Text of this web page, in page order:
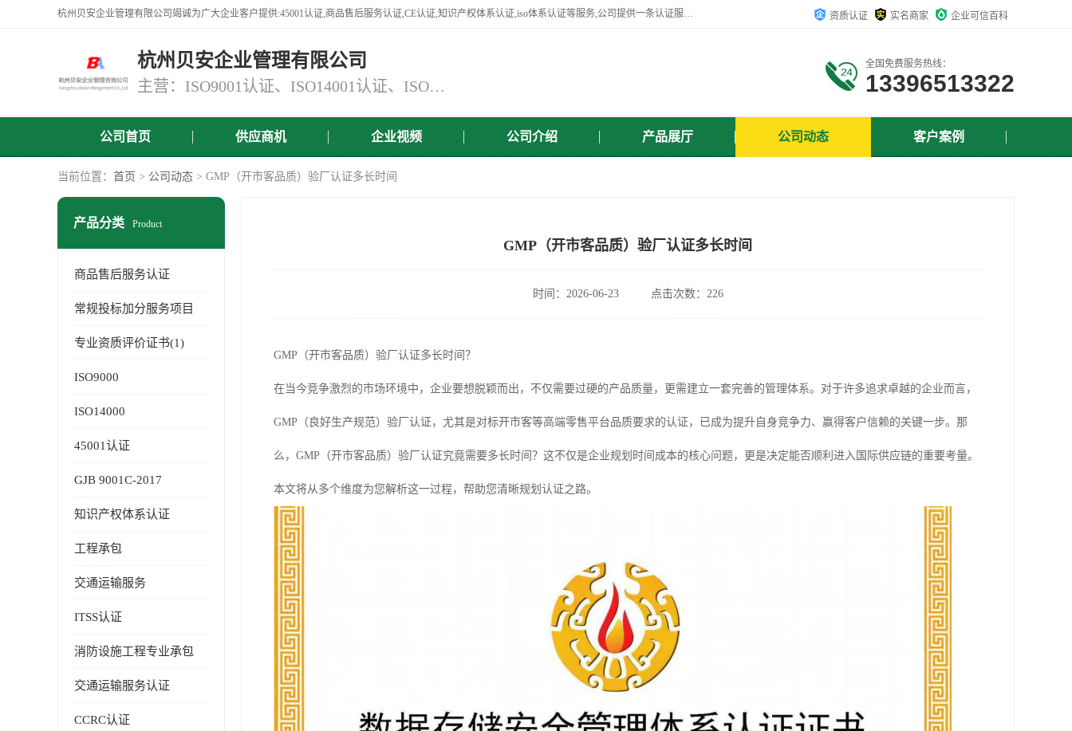
杭州贝安企业管理有限公司竭诚为广大企业客户提供:45001认证,商品售后服务认证,CE认证,知识产权体系认证,iso体系认证等服务,公司提供一条认证服务,方便快捷. 资质认证 实名商家 企业可信百科
杭州贝安企业管理有限公司
主营：ISO9001认证、ISO14001认证、ISO认证、ISO22000认证、ISO/TS16949认证,FSC森林认证
全国免费服务热线：
13396513322
公司首页 供应商机 企业视频 公司介绍 产品展厅 公司动态 客户案例
当前位置： 首页 > 公司动态 > GMP（开市客品质）验厂认证多长时间
产品分类 Product
商品售后服务认证
常规投标加分服务项目
专业资质评价证书(1)
ISO9000
ISO14000
45001认证
GJB 9001C-2017
知识产权体系认证
工程承包
交通运输服务
ITSS认证
消防设施工程专业承包
交通运输服务认证
CCRC认证
GMP（开市客品质）验厂认证多长时间
时间：2026-06-23 点击次数：226
GMP（开市客品质）验厂认证多长时间？
在当今竞争激烈的市场环境中，企业要想脱颖而出，不仅需要过硬的产品质量，更需建立一套完善的管理体系。对于许多追求卓越的企业而言，
GMP（良好生产规范）验厂认证，尤其是对标开市客等高端零售平台品质要求的认证，已成为提升自身竞争力、赢得客户信赖的关键一步。那
么，GMP（开市客品质）验厂认证究竟需要多长时间？这不仅是企业规划时间成本的核心问题，更是决定能否顺利进入国际供应链的重要考量。
本文将从多个维度为您解析这一过程，帮助您清晰规划认证之路。